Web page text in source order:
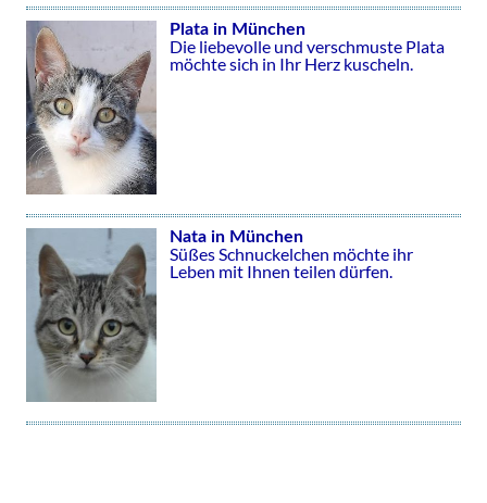
Plata in München
Die liebevolle und verschmuste Plata
möchte sich in Ihr Herz kuscheln.
Nata in München
Süßes Schnuckelchen möchte ihr
Leben mit Ihnen teilen dürfen.